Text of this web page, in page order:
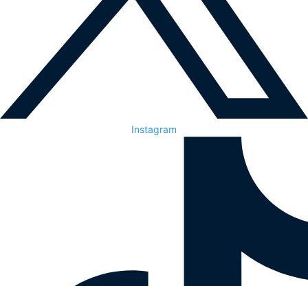
Instagram